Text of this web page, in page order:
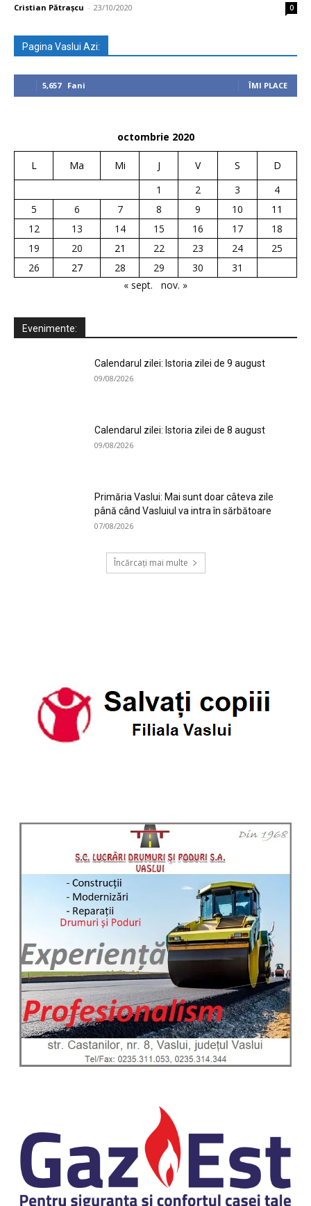
Cristian Pătrașcu - 23/10/2020 0
Pagina Vaslui Azi:
5,657 Fani ÎMI PLACE
octombrie 2020
L Ma Mi J V S
D
1
2 3
4
5
6 7 8 9 10
11
12
13 14 15 16 17
18
19
20 21 22 23 24
25
26
27 28 29 30
31
« sept.
nov. »
Evenimente:
Calendarul zilei: Istoria zilei de 9 august
09/08/2026
Calendarul zilei: Istoria zilei de 8 august
09/08/2026
Primăria Vaslui: Mai sunt doar câteva zile
până când Vasluiul va intra în sărbătoare
07/08/2026
Încărcați mai multe